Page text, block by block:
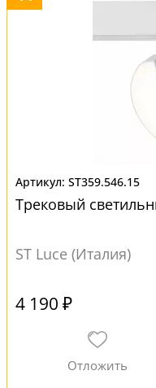
ST359.546.15
Трековый
ST Luce (Италия)
4 190 ₽